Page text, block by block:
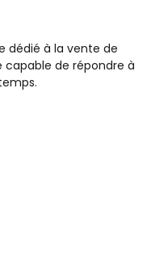
dédié à la vente de
de répondre à